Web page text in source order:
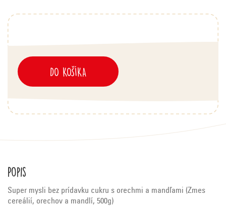
DO KOŠÍKA
Popis
Super mysli bez prídavku cukru s orechmi a mandľami (Zmes
cereálií, orechov a mandlí, 500g)